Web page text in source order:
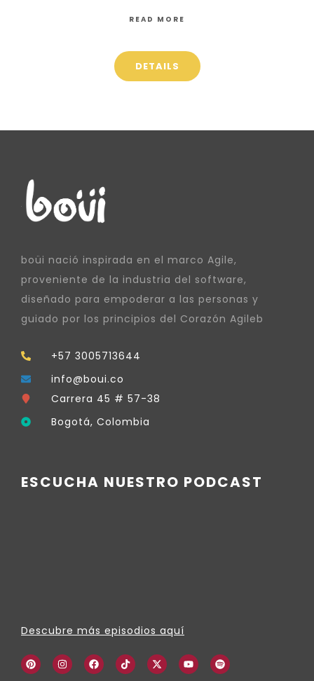
READ MORE
DETAILS
boüi nació inspirada en el marco Agile,
proveniente de la industria del software,
diseñado para empoderar a las personas y
guiado por los principios del Corazón Agileb
+57 3005713644
info@boui.co
Carrera 45 # 57-38
Bogotá, Colombia
ESCUCHA NUESTRO PODCAST
Descubre más episodios aquí